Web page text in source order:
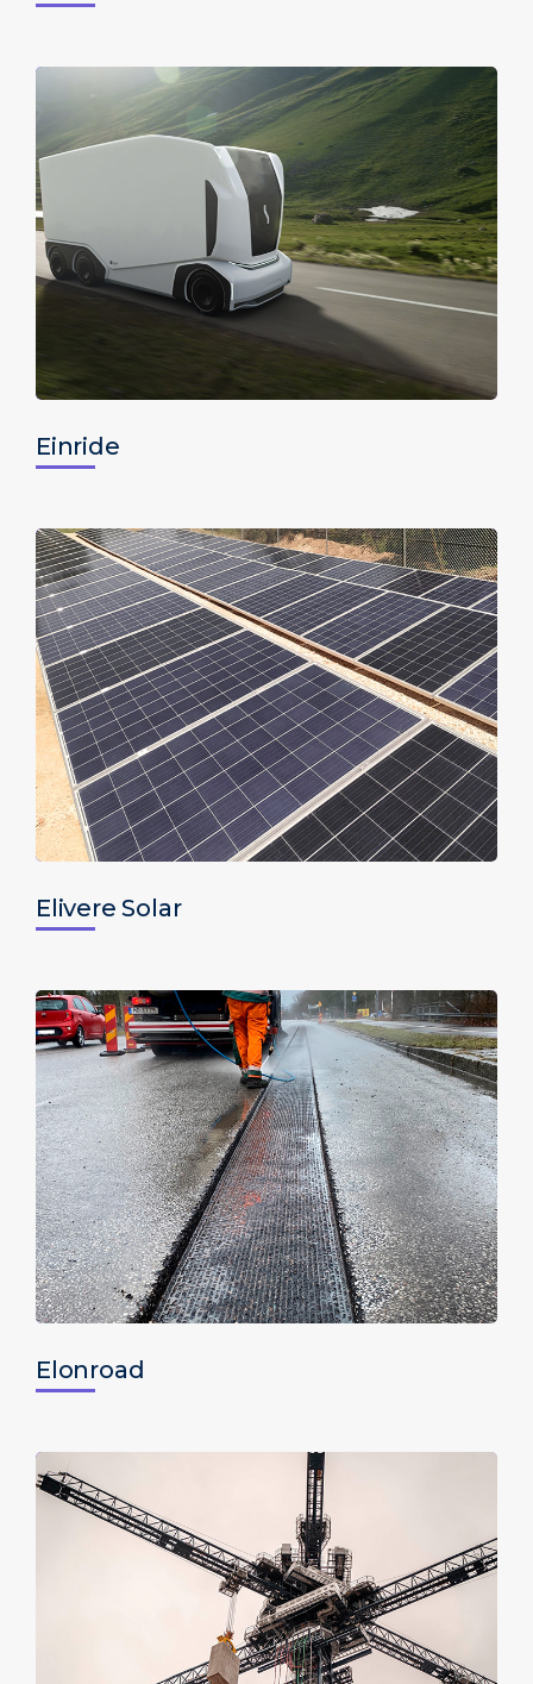
Einride
Elivere Solar
Elonroad